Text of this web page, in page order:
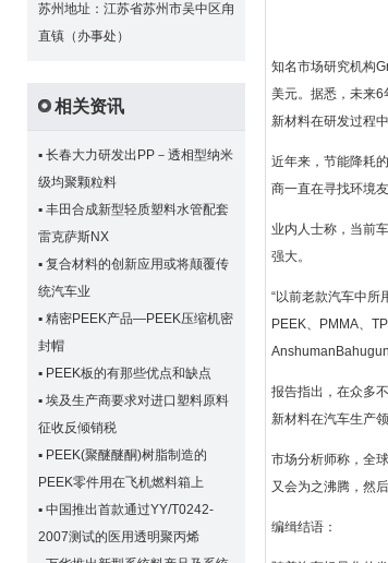
苏州地址：江苏省苏州市吴中区甪
直镇（办事处）
相关资讯
▪ 长春大力研发出PP－透相型纳米
级均聚颗粒料
▪ 丰田合成新型轻质塑料水管配套
雷克萨斯NX
▪ 复合材料的创新应用或将颠覆传
统汽车业
▪ 精密PEEK产品—PEEK压缩机密
封帽
▪ PEEK板的有那些优点和缺点
▪ 埃及生产商要求对进口塑料原料
征收反倾销税
▪ PEEK(聚醚醚酮)树脂制造的
PEEK零件用在飞机燃料箱上
▪ 中国推出首款通过YY/T0242-
2007测试的医用透明聚丙烯
知名市场研究机构
美元。据悉，未来6
新材料在研发过程
近年来，节能降耗
商一直在寻找环境
业内人士称，当前
强大。
“以前老款汽车中所
PEEK、PMMA、
报告指出，在众多
新材料在汽车生产
市场分析师称，全
又会为之沸腾，然
编缉结语：